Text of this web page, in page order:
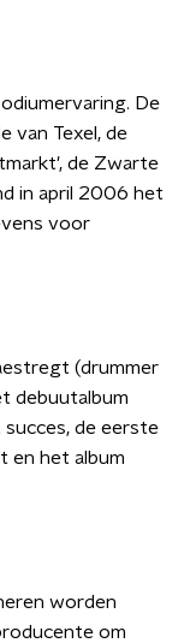
De
van Texel, de
de Zwarte
in april 2006 het
voor
(drummer
debuutalbum
succes, de eerste
en het album
worden
om